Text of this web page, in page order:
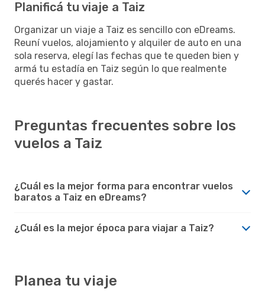
Planificá tu viaje a Taiz
Organizar un viaje a Taiz es sencillo con eDreams.
Reuní vuelos, alojamiento y alquiler de auto en una
sola reserva, elegí las fechas que te queden bien y
armá tu estadía en Taiz según lo que realmente
querés hacer y gastar.
Preguntas frecuentes sobre los
vuelos a Taiz
¿Cuál es la mejor forma para encontrar vuelos
baratos a Taiz en eDreams?
¿Cuál es la mejor época para viajar a Taiz?
Planea tu viaje